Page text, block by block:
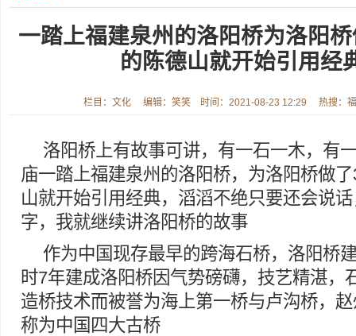
一踏上福建泉州的洛阳桥为洛阳
的陈德山就开始引用经
栏目：文化 编辑：笑笑 时间：2021-08-23 12:29 热搜：
洛阳桥上有故事可讲，有一石一木，有
庙一踏上福建泉州的洛阳桥，为洛阳桥做
山就开始引用经典，滔滔不绝只要还会说
字，我就继续讲洛阳桥的故事
作为中国现存最早的跨海石桥，洛阳桥
时7年建成洛阳桥因气势磅礴，技艺精湛，
造桥技术而被誉为海上第一桥与卢沟桥，
称为中国四大古桥